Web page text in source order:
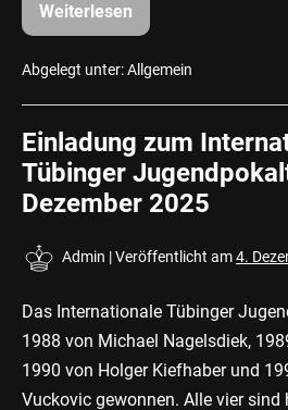
WeiterlesenTeilnehmerliste
Internationales
Jugendpokalturnier
Abgelegt unter:Allgemein
Einladung zum
Tübinger
Dezember 2025
Admin |Veröffentlicht am4.
Das Internationale Tübinger
1988 von Michael Nagelsdiek,
1990 von Holger Kiefhaber und
Vuckovic gewonnen. Alle vier sind